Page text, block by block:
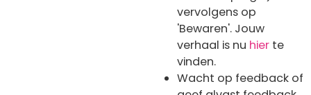
vervolgens op
'Bewaren'. Jouw
verhaal is nu hier te
vinden.
Wacht op feedback of